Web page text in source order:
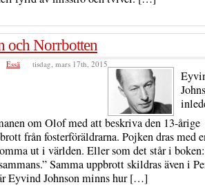
och Norrbotten
Essä tisdag, mars 17th, 2015
om Olof med att beskriva den 13-årige
från fosterföräldrarna. Pojken dras med
ut i världen. Eller som det står i
Samma uppbrott skildras även i
Eyvind Johnson minns hur […]